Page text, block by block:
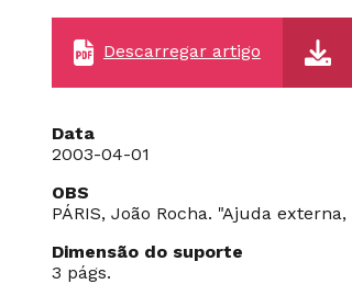
Descarregar artigo
Data
2003-04-01
OBS
PÁRIS, João Rocha. "Ajuda
Dimensão do suporte
3 págs.